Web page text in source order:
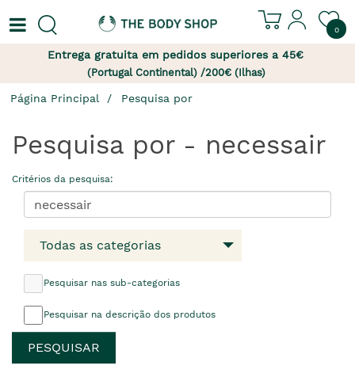
0
Entrega gratuita em pedidos superiores a 45€
(Portugal Continental) /200€ (Ilhas)
Página Principal Pesquisa por
Pesquisa por - necessair
Critérios da pesquisa:
Todas as categorias
Pesquisar nas sub-categorias
Pesquisar na descrição dos produtos